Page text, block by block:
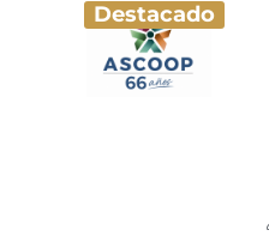
Destacado